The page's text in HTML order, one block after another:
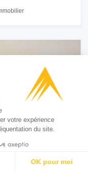
votre expérience
du site.
OK pour moi